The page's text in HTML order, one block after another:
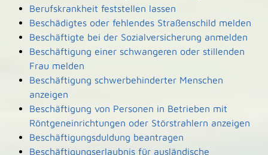
Berufskrankheit feststellen lassen
Beschädigtes oder fehlendes Straßenschild melden
Beschäftigte bei der Sozialversicherung anmelden
Beschäftigung einer schwangeren oder stillenden
Frau melden
Beschäftigung schwerbehinderter Menschen
anzeigen
Beschäftigung von Personen in Betrieben mit
Röntgeneinrichtungen oder Störstrahlern anzeigen
Beschäftigungsduldung beantragen
Beschäftigungserlaubnis für ausländische